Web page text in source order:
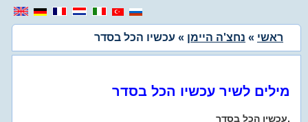
ראשי » נחצ'ה היימן » עכשיו הכל בסדר
מילים לשיר עכשיו הכל בסדר
עכשיו הכל בסדר,